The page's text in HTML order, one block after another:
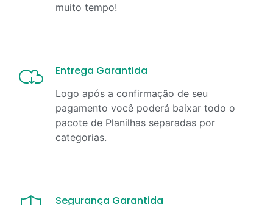
muito tempo!
Entrega Garantida
Logo após a confirmação de seu
pagamento você poderá baixar todo o
pacote de Planilhas separadas por
categorias.
Segurança Garantida